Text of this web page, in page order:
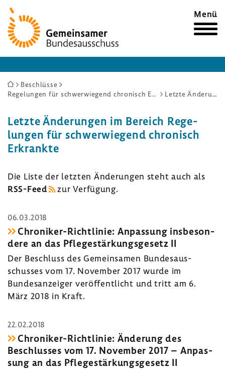
Zur
Startseite
Menü
Sie
sind
Beschlüsse
Regelungen für schwerwiegend chronisch Erkrankte
Letzte Änderungen
Letzte Ände­rungen im Bereich Rege­
lungen für schwer­wie­gend chro­nisch
Erkrankte
Die Liste der letzten Ände­rungen steht auch als
RSS-​Feed
zur Verfü­gung.
06.03.2018
Chroniker-​Richtlinie: Anpas­sung insbe­son­
dere an das Pfle­ge­stär­kungs­ge­setz II
Der Beschluss des Gemein­samen Bundes­aus­
schusses vom 17. November 2017 wurde im
Bundes­an­zeiger veröf­fent­licht und tritt am 6.
März 2018 in Kraft.
22.02.2018
Chroniker-​Richtlinie: Ände­rung des
Beschlusses vom 17. November 2017 – Anpas­
sung an das Pfle­ge­stär­kungs­ge­setz II